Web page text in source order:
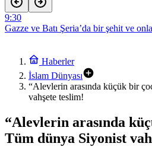
21:56
İki zulmün arasında: İşgalci israil’in
İngiltere Dışişleri Bakanı, Uygur
tavır alması yönündeki çağrılarla karşı
13:49
Ahmed Yesevi – Dr. Münir Derman
Diyanet Akademisi Başkanı Enver
“Uygur kardeşlerim hakkını helal
9:30
Haberler
İslam Dünyası
“Alevlerin arasında küçük bir
vahşete teslim!
“Alevlerin arasında
Tüm dünya Siyonist